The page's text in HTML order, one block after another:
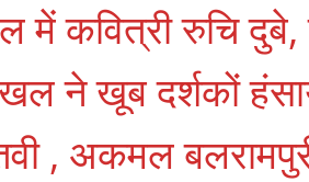
में कवित्री रुचि दुबे,
ने खूब दर्शकों
, अकमल